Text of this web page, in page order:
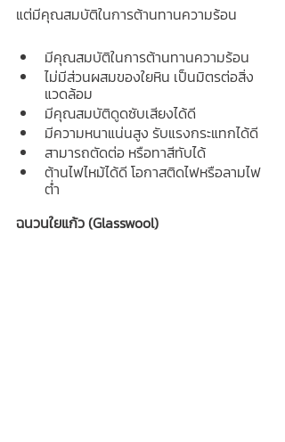
แต่มีคุณสมบัติในการต้านทานความร้อน
มีคุณสมบัติในการต้านทานความร้อน
ไม่มีส่วนผสมของใยหิน เป็นมิตรต่อสิ่ง
แวดล้อม
มีคุณสมบัติดูดซับเสียงได้ดี
มีความหนาแน่นสูง รับแรงกระแทกได้ดี
สามารถตัดต่อ หรือทาสีทับได้
ต้านไฟไหม้ได้ดี โอกาสติดไฟหรือลามไฟ
ต่ำ
ฉนวนใยแก้ว (Glasswool)